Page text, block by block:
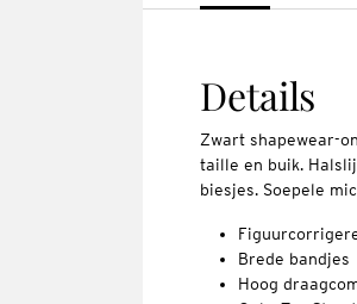
Details
Zwart shapewear-
taille en buik.
biesjes. Soepele
Brede bandjes
Hoog